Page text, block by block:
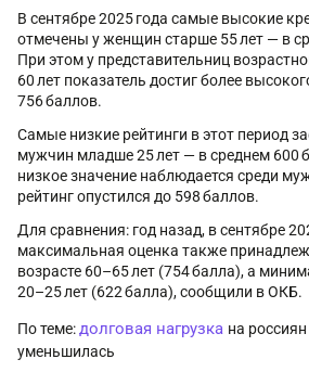
В сентябре 2025 года самые высокие
отмечены у женщин старше 55 лет — в
При этом у представительниц
60 лет показатель достиг более
756 баллов.
Самые низкие рейтинги в этот период
мужчин младше 25 лет — в среднем 600
низкое значение наблюдается среди
рейтинг опустился до 598 баллов.
Для сравнения: год назад, в сентябре
максимальная оценка также
возрасте 60–65 лет (754 балла), а
20–25 лет (622 балла), сообщили в ОКБ.
По теме:долговая нагрузка на
уменьшилась